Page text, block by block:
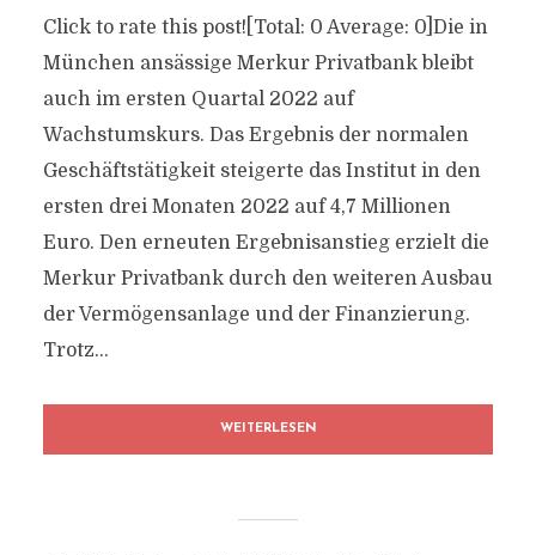
Click to rate this post![Total: 0 Average: 0]Die in
München ansässige Merkur Privatbank bleibt
auch im ersten Quartal 2022 auf
Wachstumskurs. Das Ergebnis der normalen
Geschäftstätigkeit steigerte das Institut in den
ersten drei Monaten 2022 auf 4,7 Millionen
Euro. Den erneuten Ergebnisanstieg erzielt die
Merkur Privatbank durch den weiteren Ausbau
der Vermögensanlage und der Finanzierung.
Trotz...
WEITERLESEN